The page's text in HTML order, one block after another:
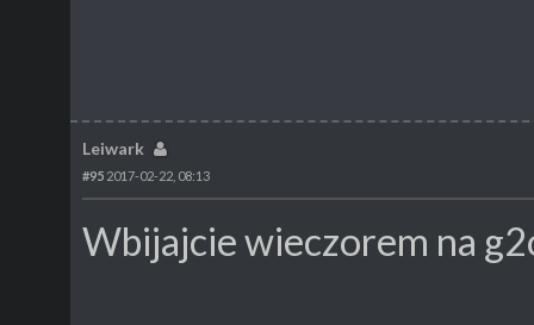
Leiwark
#95 2017-02-22, 08:13
Wbijajcie wieczorem na